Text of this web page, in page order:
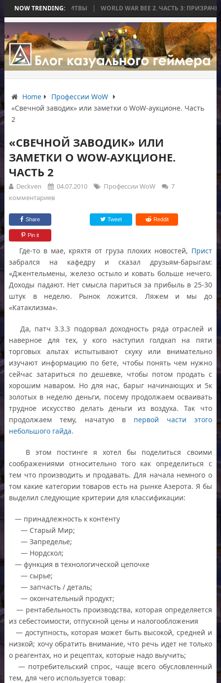
NOW TRENDING:
БЕЗ БИТВЫ WORLD WAR BEE 2. ЧАСТЬ 3: ПРИЗРАЧНЫЕ
Home
Профессии WoW
«Свечной заводик» или заметки о WoW-аукционе. Часть
2
«СВЕЧНОЙ ЗАВОДИК» ИЛИ
ЗАМЕТКИ О WOW-АУКЦИОНЕ.
ЧАСТЬ 2
Deckven 04.07.2010 Профессии WoW
7
комментариев
Share Tweet Reddit
Pin it
Где-то в мае, кряхтя от груза плохих новостей, Прист
забрался на кафедру и сказал друзьям-барыгам:
«Джентельмены, железо остыло и ковать больше нечего.
Доходы падают. Нет смысла париться за прибыль в 25-30
штук в неделю. Рынок ложится. Ляжем и мы до
«Катаклизма».
Да, патч 3.3.3 подорвал доходность ряда отраслей и
наверное для тех, у кого наступил голдкап на пяти
торговых альтах испытывают скуку или внимательно
изучают информацию по бете, чтобы понять чем нужно
сейчас затариться по дешевке, чтобы потом продать с
хорошим наваром. Но для нас, барыг начинающих и 5к
золотых в неделю деньги, посему продолжаем осваивать
трудное искусство делать деньги из воздуха. Так что
продолжаем тему, начатую в первой части этого
небольшого гайда.
В этом постинге я хотел бы поделиться своими
соображениями относительно того как определиться с
тем что производить и продавать. Для начала немного о
том какие категории товаров есть на рынке Азерота. Я бы
выделил следующие критерии для классификации:
— принадлежность к контенту
— Старый Мир;
— Запределье;
— Нордскол;
— функция в технологической цепочке
— сырье;
— запчасть / деталь;
— окончательный продукт;
— рентабельность производства, которая определяется
из себестоимости, отпускной цены и налогообложения
— доступность, которая может быть высокой, средней и
низкой; хочу обратить внимание, что речь идет не только
о реагентах, но и рецептах, которые надо выучить;
— потребительский спрос, чаще всего обусловленный
тем, для чего используется товар: